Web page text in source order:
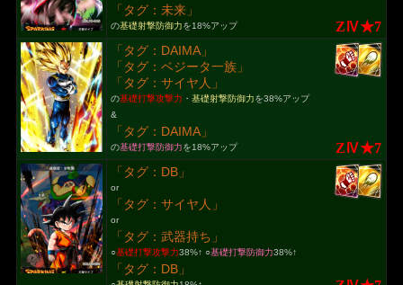
「タグ：未来」
の基礎射撃防御力を18%アップ ZⅣ★7
「タグ：DAIMA」
「タグ：ベジータ一族」
「タグ：サイヤ人」
の基礎打撃攻撃力 ・ 基礎射撃防御力を38%アップ
&
「タグ：DAIMA」
の基礎打撃防御力を18%アップ ZⅣ★7
「タグ：DB」
or
「タグ：サイヤ人」
or
「タグ：武器持ち」
○基礎打撃攻撃力38%↑ ○基礎打撃防御力38%↑
「タグ：DB」